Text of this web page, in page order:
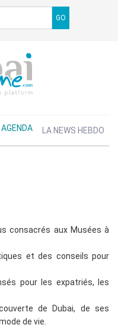
GO
AGENDA LA NEWS HEBDO
consacrés aux Musées à
et des conseils pour
pour les expatriés, les
de Dubai, de ses
de vie.